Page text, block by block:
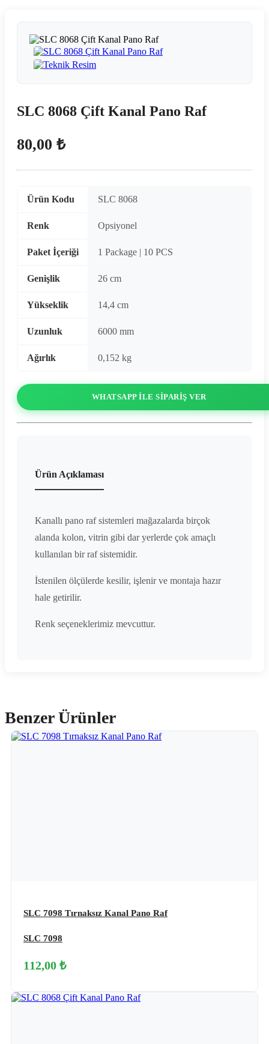
SLC 8068 Çift Kanal Pano Raf
80,00 ₺
Ürün Kodu SLC 8068
Renk Opsiyonel
Paket İçeriği 1 Package | 10 PCS
Genişlik 26 cm
Yükseklik 14,4 cm
Uzunluk 6000 mm
Ağırlık 0,152 kg
WHATSAPP ILE SIPARIŞ VER
Ürün Açıklaması
Kanallı pano raf sistemleri mağazalarda birçok
alanda kolon, vitrin gibi dar yerlerde çok amaçlı
kullanılan bir raf sistemidir.
İstenilen ölçülerde kesilir, işlenir ve montaja hazır
hale getirilir.
Renk seçeneklerimiz mevcuttur.
Benzer Ürünler
SLC 7098 Tırnaksız Kanal Pano Raf
SLC 7098
112,00 ₺